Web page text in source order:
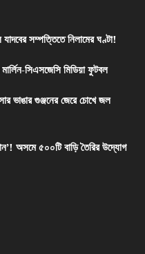
সম্পত্তিতে নিলামের ঘণ্টা!
সিএসজেসি মিডিয়া ফুটবল
ভাঙার গুঞ্জনের জেরে চোখে জল
অসমে ৫০০টি বাড়ি তৈরির উদ্যোগ